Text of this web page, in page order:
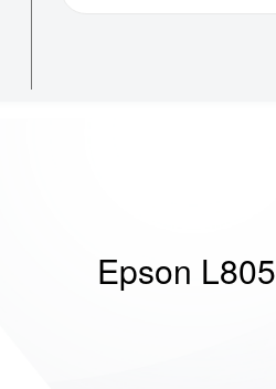
Epson L805